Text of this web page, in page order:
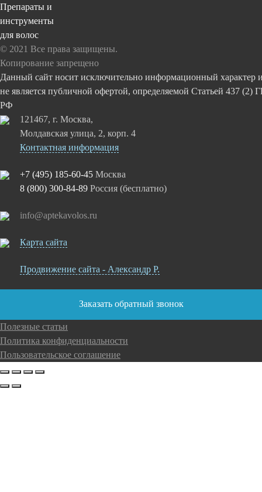
Препараты и
инструменты
для волос
© 2021 Все права защищены.
Копирование запрещено
Данный сайт носит исключительно информационный характер
не является публичной офертой, определяемой Статьей 437 (2)
РФ
121467, г. Москва,
Молдавская улица, 2, корп. 4
Контактная информация
+7 (495) 185-60-45 Москва
8 (800) 300-84-89 Россия (бесплатно)
info@aptekavolos.ru
Карта сайта
Продвижение сайта - Александр Р.
Заказать обратный звонок
Полезные статьи
Политика конфиденциальности
Пользовательское соглашение